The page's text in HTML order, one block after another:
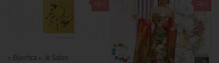
« Bijorhca », le Salon